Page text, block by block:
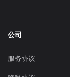
公司
服务协议